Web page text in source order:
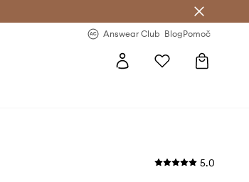
Answear Club BlogPomoč
5.0